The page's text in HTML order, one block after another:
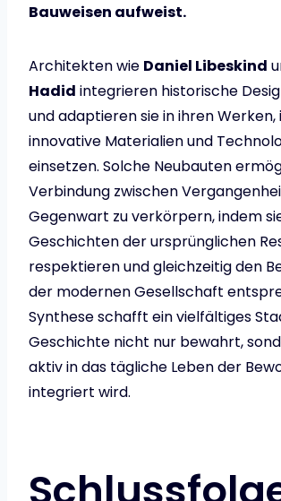
Bauweisen aufweist.
Architekten wie Daniel Libeskind
Hadid integrieren historische
und adaptieren sie in ihren Werken,
innovative Materialien und
einsetzen. Solche Neubauten
Verbindung zwischen
Gegenwart zu verkörpern, indem
Geschichten der ursprünglichen
respektieren und gleichzeitig den
der modernen Gesellschaft
Synthese schafft ein vielfältiges
Geschichte nicht nur bewahrt,
aktiv in das tägliche Leben der
integriert wird.